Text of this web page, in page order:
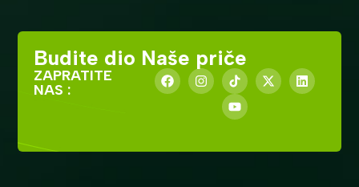
Budite dio Naše priče
ZAPRATITE
NAS :